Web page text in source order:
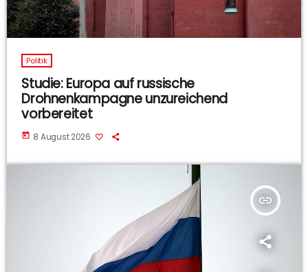
Politik
Studie: Europa auf russische
Drohnenkampagne unzureichend
vorbereitet
today 8 August 2026
insert_link